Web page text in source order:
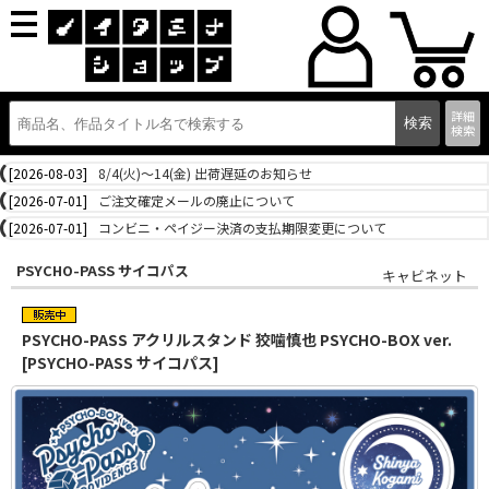
詳細
検索
[2026-08-03]
8/4(火)～14(金) 出荷遅延のお知らせ
[2026-07-01]
ご注文確定メールの廃止について
[2026-07-01]
コンビニ・ペイジー決済の支払期限変更について
PSYCHO-PASS サイコパス キャビネット
PSYCHO-PASS アクリルスタンド 狡噛慎也 PSYCHO-BOX ver.
[PSYCHO-PASS サイコパス]